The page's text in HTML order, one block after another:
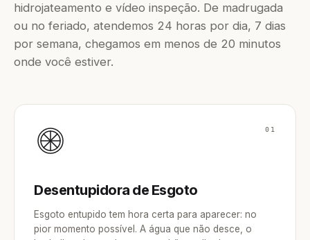
hidrojateamento e vídeo inspeção. De madrugada
ou no feriado, atendemos 24 horas por dia, 7 dias
por semana, chegamos em menos de 20 minutos
onde você estiver.
01
Desentupidora de Esgoto
Esgoto entupido tem hora certa para aparecer: no
pior momento possível. A água que não desce, o